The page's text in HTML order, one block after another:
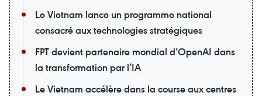
Le Vietnam lance un programme national
consacré aux technologies stratégiques
FPT devient partenaire mondial d’OpenAI dans
la transformation par l’IA
Le Vietnam accélère dans la course aux centres